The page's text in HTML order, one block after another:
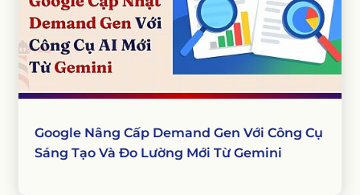
Google Nâng Cấp Demand Gen Với Công Cụ
Sáng Tạo Và Đo Lường Mới Từ Gemini